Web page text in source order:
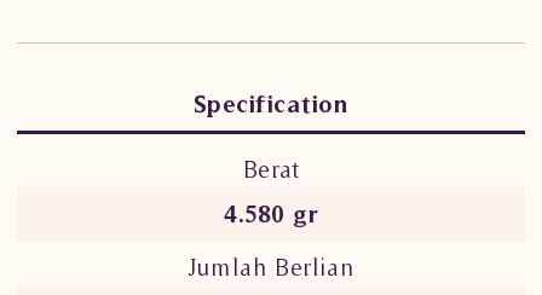
Specification
Berat
4.580 gr
Jumlah Berlian